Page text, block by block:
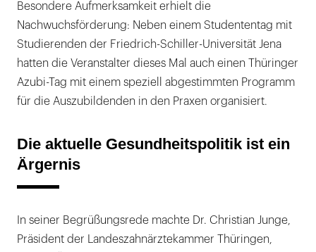
Besondere Aufmerksamkeit erhielt die
Nachwuchsförderung: Neben einem Studententag mit
Studierenden der Friedrich-Schiller-Universität Jena
hatten die Veranstalter dieses Mal auch einen Thüringer
Azubi-Tag mit einem speziell abgestimmten Programm
für die Auszubildenden in den Praxen organisiert.
Die aktuelle Gesundheitspolitik ist ein
Ärgernis
In seiner Begrüßungsrede machte Dr. Christian Junge,
Präsident der Landeszahnärztekammer Thüringen,